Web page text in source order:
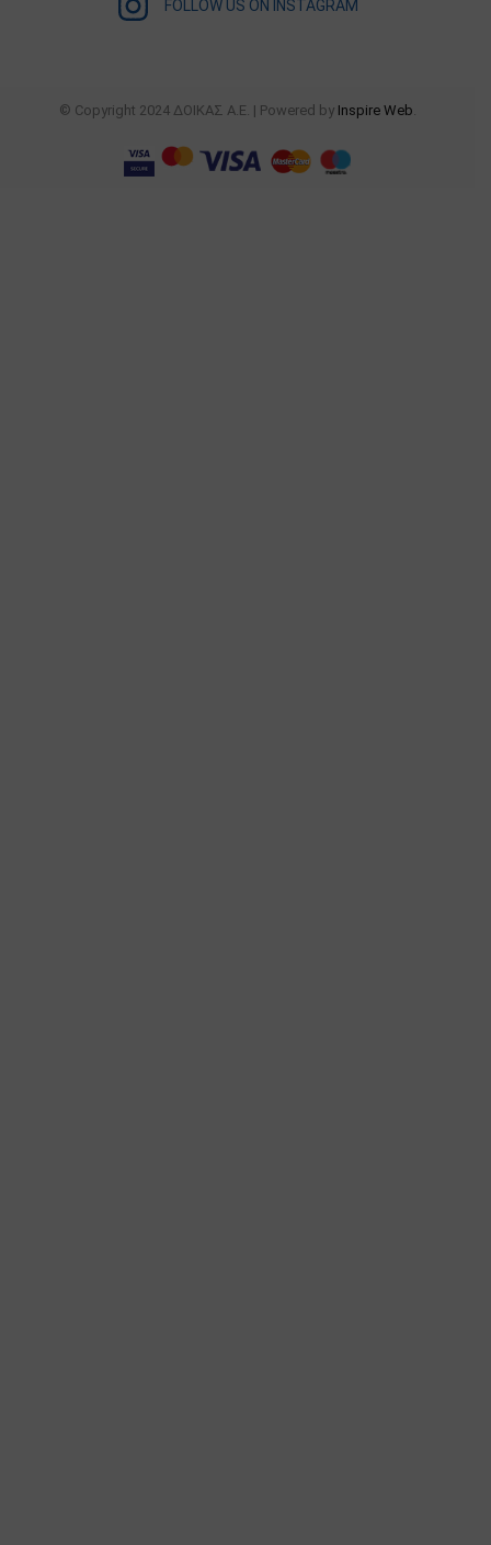
FOLLOW US ON INSTAGRAM
© Copyright 2024 ΔΟΙΚΑΣ Α.Ε. | Powered by Inspire Web